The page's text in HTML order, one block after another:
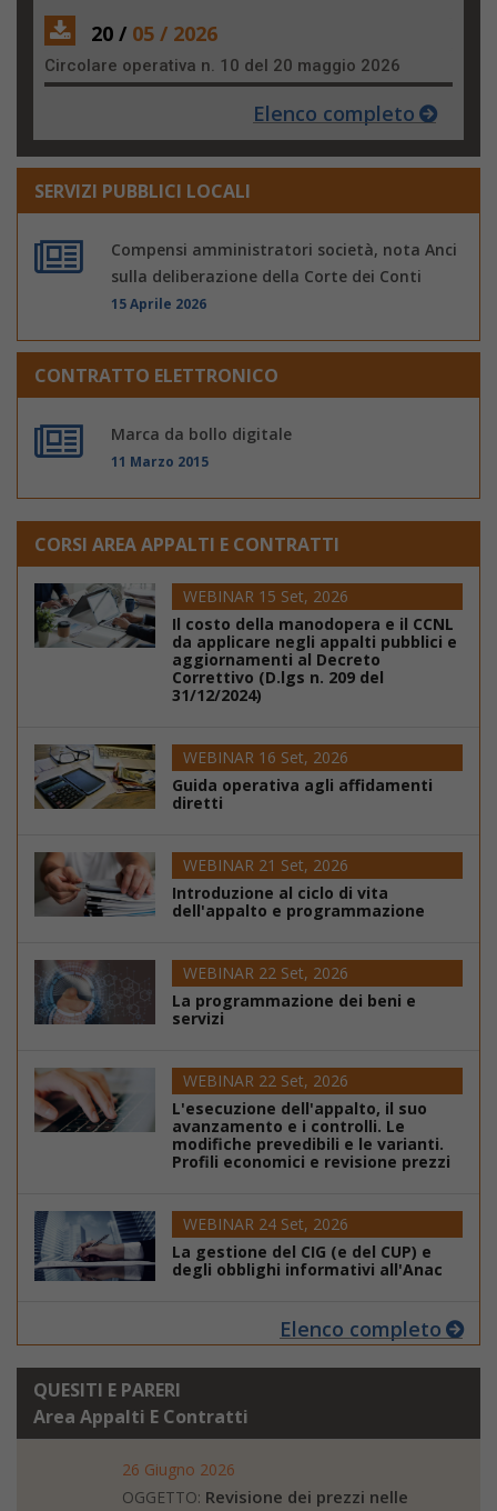
20 / 05 / 2026
Circolare operativa n. 10 del 20 maggio 2026
Elenco completo
SERVIZI PUBBLICI LOCALI
Compensi amministratori società, nota Anci
sulla deliberazione della Corte dei Conti
15 Aprile 2026
CONTRATTO ELETTRONICO
Marca da bollo digitale
11 Marzo 2015
CORSI AREA APPALTI E CONTRATTI
WEBINAR 15 Set, 2026
Il costo della manodopera e il CCNL
da applicare negli appalti pubblici e
aggiornamenti al Decreto
Correttivo (D.lgs n. 209 del
31/12/2024)
WEBINAR 16 Set, 2026
Guida operativa agli affidamenti
diretti
WEBINAR 21 Set, 2026
Introduzione al ciclo di vita
dell'appalto e programmazione
WEBINAR 22 Set, 2026
La programmazione dei beni e
servizi
WEBINAR 22 Set, 2026
L'esecuzione dell'appalto, il suo
avanzamento e i controlli. Le
modifiche prevedibili e le varianti.
Profili economici e revisione prezzi
WEBINAR 24 Set, 2026
La gestione del CIG (e del CUP) e
degli obblighi informativi all'Anac
Elenco completo
QUESITI E PARERI
Area Appalti E Contratti
26 Giugno 2026
OGGETTO: Revisione dei prezzi nelle